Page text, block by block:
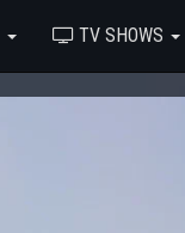
TV SHOWS